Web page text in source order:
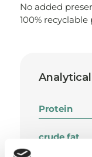
No added
100%
Protein
crude fat